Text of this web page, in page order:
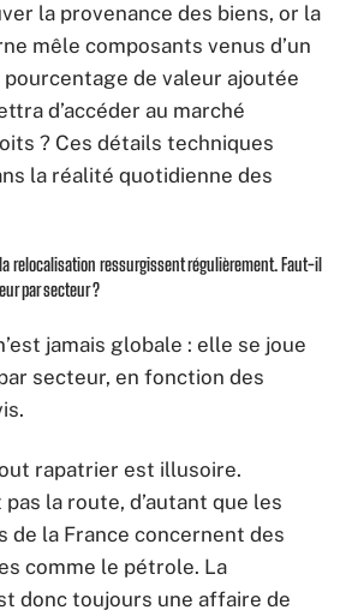
la provenance des biens, or la
mêle composants venus d’un
de valeur ajoutée
d’accéder au marché
? Ces détails techniques
la réalité quotidienne des
relocalisation ressurgissent régulièrement. Faut-il
par secteur ?
jamais globale : elle se joue
secteur, en fonction des
rapatrier est illusoire.
pas la route, d’autant que les
de la France concernent des
comme le pétrole. La
donc toujours une affaire de